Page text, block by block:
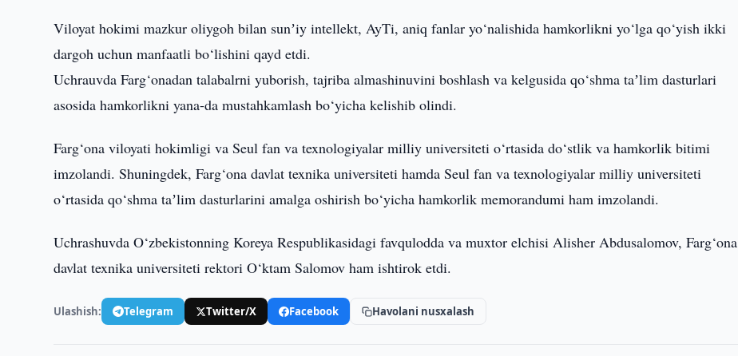
Viloyat hokimi mazkur oliygoh bilan sunʼiy intellekt, AyTi, aniq fanlar yo‘nalishida hamkorlikni yo‘lga qo‘yish ikki
dargoh uchun manfaatli bo‘lishini qayd etdi.
Uchrauvda Farg‘onadan talabalrni yuborish, tajriba almashinuvini boshlash va kelgusida qo‘shma taʼlim dasturlari
asosida hamkorlikni yana-da mustahkamlash bo‘yicha kelishib olindi.
Farg‘ona viloyati hokimligi va Seul fan va texnologiyalar milliy universiteti o‘rtasida do‘stlik va hamkorlik bitimi
imzolandi. Shuningdek, Farg‘ona davlat texnika universiteti hamda Seul fan va texnologiyalar milliy universiteti
o‘rtasida qo‘shma taʼlim dasturlarini amalga oshirish bo‘yicha hamkorlik memorandumi ham imzolandi.
Uchrashuvda O‘zbekistonning Koreya Respublikasidagi favqulodda va muxtor elchisi Alisher Abdusalomov, Farg‘ona
davlat texnika universiteti rektori O‘ktam Salomov ham ishtirok etdi.
Ulashish: Telegram Twitter/X Facebook Havolani nusxalash